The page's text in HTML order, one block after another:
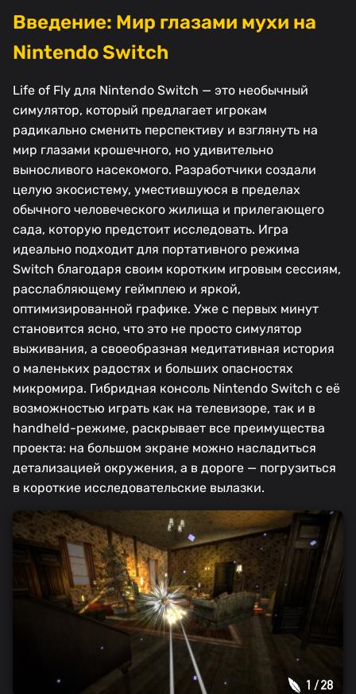
Введение: Мир глазами мухи на
Nintendo Switch
Life of Fly для Nintendo Switch — это необычный
симулятор, который предлагает игрокам
радикально сменить перспективу и взглянуть на
мир глазами крошечного, но удивительно
выносливого насекомого. Разработчики создали
целую экосистему, уместившуюся в пределах
обычного человеческого жилища и прилегающего
сада, которую предстоит исследовать. Игра
идеально подходит для портативного режима
Switch благодаря своим коротким игровым сессиям,
расслабляющему геймплею и яркой,
оптимизированной графике. Уже с первых минут
становится ясно, что это не просто симулятор
выживания, а своеобразная медитативная история
о маленьких радостях и больших опасностях
микромира. Гибридная консоль Nintendo Switch с её
возможностью играть как на телевизоре, так и в
handheld-режиме, раскрывает все преимущества
проекта: на большом экране можно насладиться
детализацией окружения, а в дороге — погрузиться
в короткие исследовательские вылазки.